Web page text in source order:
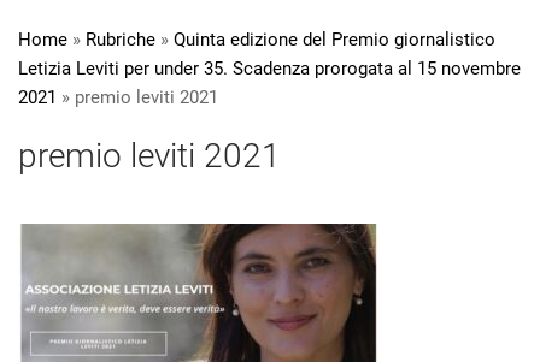
Home » Rubriche » Quinta edizione del Premio giornalistico
Letizia Leviti per under 35. Scadenza prorogata al 15 novembre
2021 » premio leviti 2021
premio leviti 2021